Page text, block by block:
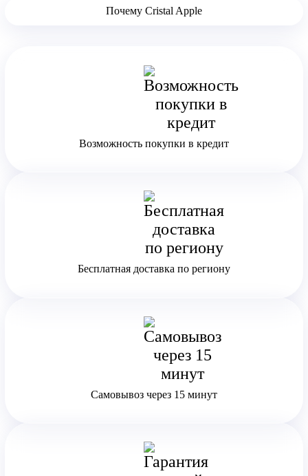
Почему Cristal Apple
Возможность покупки в кредит
Бесплатная доставка по региону
Самовывоз через 15 минут